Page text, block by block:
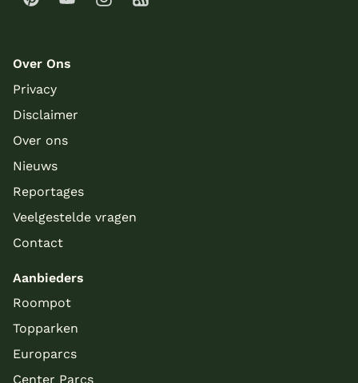
Over Ons
Privacy
Disclaimer
Over ons
Nieuws
Reportages
Veelgestelde vragen
Contact
Aanbieders
Roompot
Topparken
Europarcs
Center Parcs